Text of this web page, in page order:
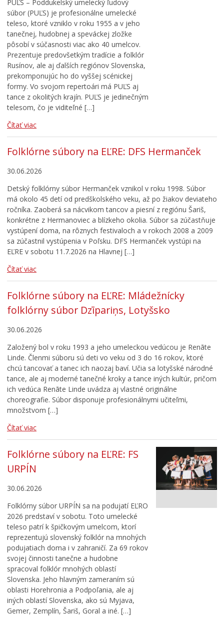
PUĽS – Poddukelský umelecký ľudový
súbor (PUĽS) je profesionálne umelecké
teleso, ktoré vzniklo v roku 1955 a v jeho
tanečnej, hudobnej a speváckej zložke
pôsobí v súčasnosti viac ako 40 umelcov.
Prezentuje predovšetkým tradície a folklór
Rusínov, ale aj ďalších regiónov Slovenska,
prekomponujúc ho do vyššej scénickej
formy. Vo svojom repertoári má PUĽS aj
tance z okolitých krajín. PUĽS je jedinečným
telesom, čo je viditeľné […]
Čítať viac
Folklórne súbory na EĽRE: DFS Hermanček
30.06.2026
Detský folklórny súbor Hermanček vznikol v roku 1998. Súbor
má okolo 45 detí od predškolského veku, až po žiakov deviateho
ročníka. Zaoberá sa nácvikom tancov a piesní z regiónu Šariš,
konkrétne z Hermanoviec a blízkeho okolia. Súbor sa zúčastňuje
vystúpení doma, na rôznych festivaloch a v rokoch 2008 a 2009
sa zúčastnil vystúpenia v Poľsku. DFS Hermanček vystúpi na
EĽRE v sobotu 11.7.2026 na Hlavnej […]
Čítať viac
Folklórne súbory na EĽRE: Mládežnícky
folklórny súbor Dzīpariņs, Lotyšsko
30.06.2026
Založený bol v roku 1993 a jeho umeleckou vedúcou je Renāte
Linde. Členmi súboru sú deti vo veku od 3 do 16 rokov, ktoré
chcú tancovať a tanec ich naozaj baví. Učia sa lotyšské národné
tance, ale aj moderné tanečné kroky a tance iných kultúr, pričom
ich vedúca Renāte Linde uvádza aj vlastné originálne
choreografie. Súbor disponuje profesionálnymi učiteľmi,
množstvom […]
Čítať viac
Folklórne súbory na EĽRE: FS
URPÍN
30.06.2026
Folklórny súbor URPÍN sa na podujatí EĽRO
2026 predstaví v sobotu. Toto umelecké
teleso patrí k špičkovým umelcom, ktorí
reprezentujú slovenský folklór na mnohých
podujatiach doma i v zahraničí. Za 69 rokov
svojej činnosti tanečne a hudobne
spracoval folklór mnohých oblastí
Slovenska. Jeho hlavným zameraním sú
oblasti Horehronia a Podpoľania, ale aj
iných oblastí Slovenska, ako sú Myjava,
Gemer, Zemplín, Šariš, Goral a iné. […]